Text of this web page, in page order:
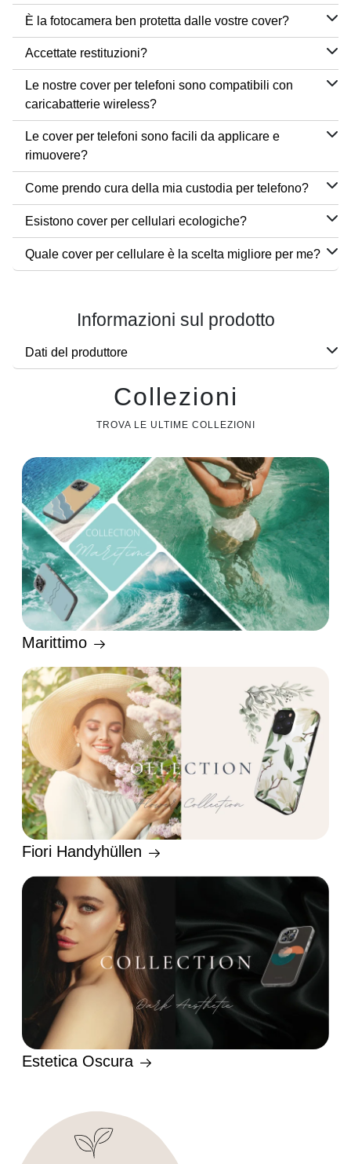
È la fotocamera ben protetta dalle vostre cover?
Accettate restituzioni?
Le nostre cover per telefoni sono compatibili con
caricabatterie wireless?
Le cover per telefoni sono facili da applicare e
rimuovere?
Come prendo cura della mia custodia per telefono?
Esistono cover per cellulari ecologiche?
Quale cover per cellulare è la scelta migliore per me?
Informazioni sul prodotto
Dati del produttore
Collezioni
TROVA LE ULTIME COLLEZIONI
Marittimo
Fiori Handyhüllen
Estetica Oscura